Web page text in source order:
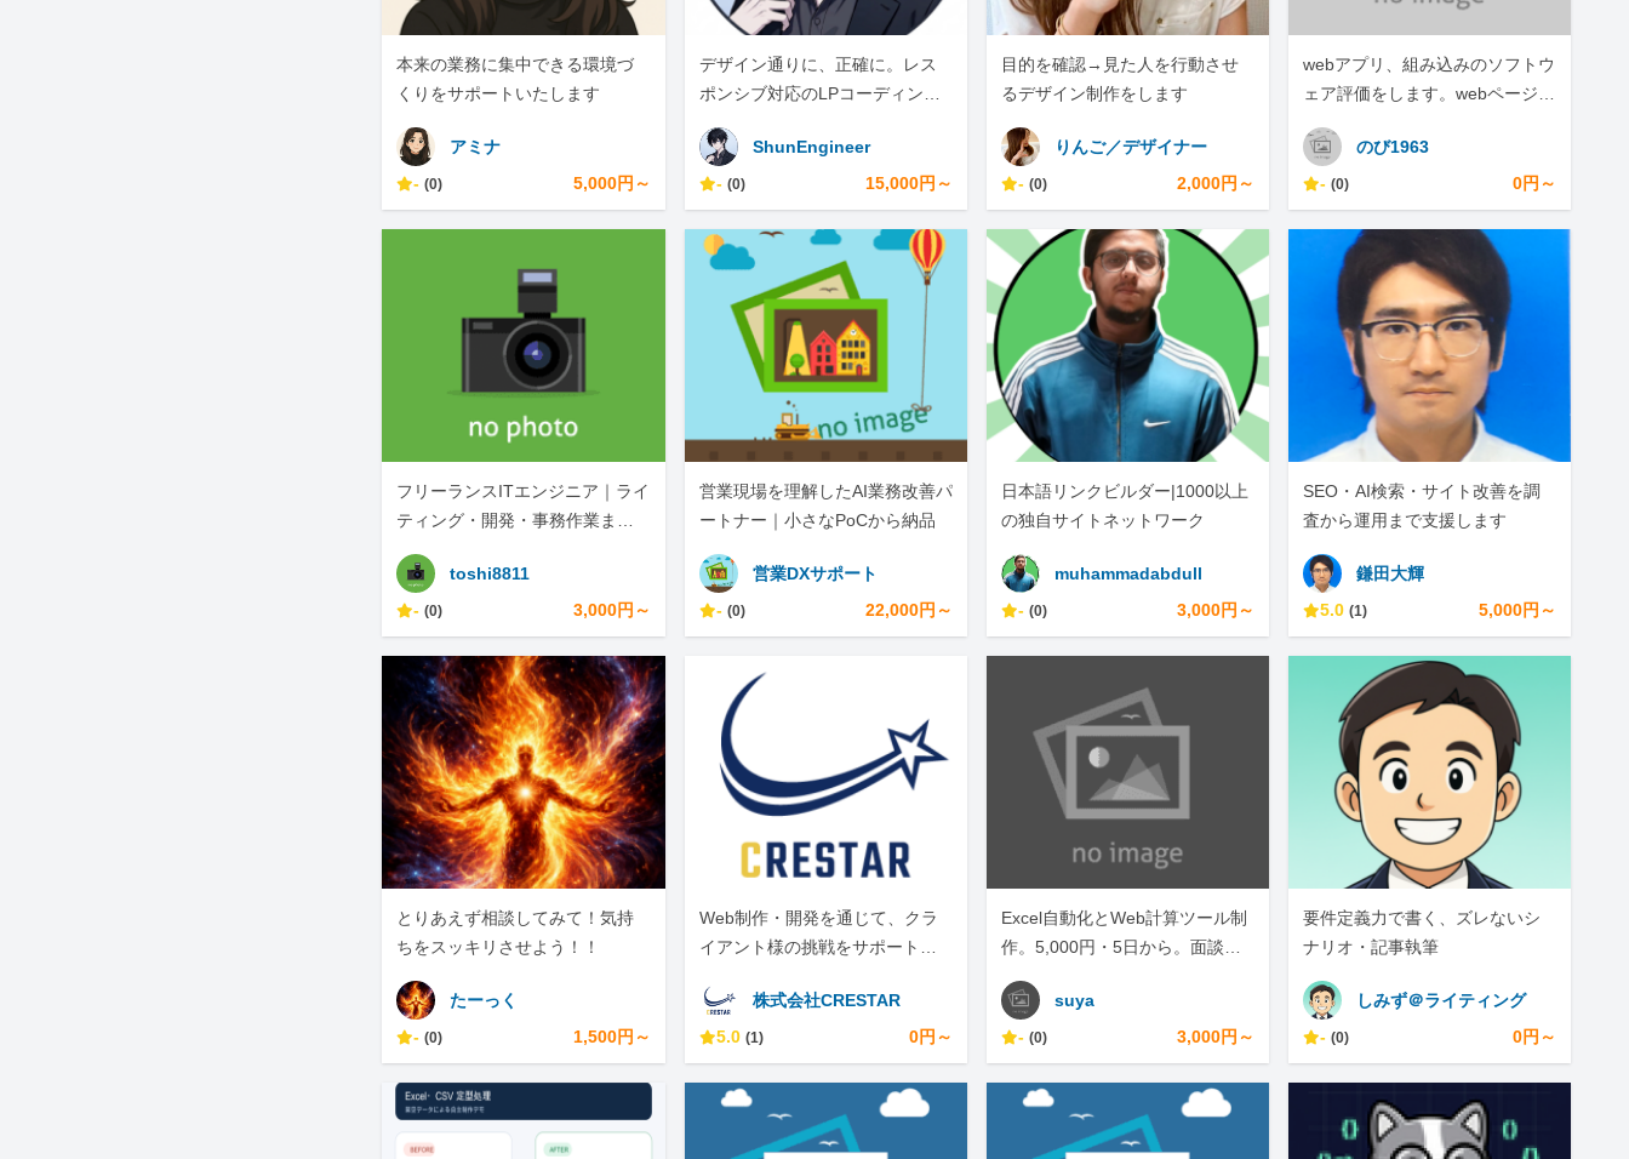
本来の業務に集中できる環境づ
くりをサポートいたします
アミナ
- (0) 5,000円～
デザイン通りに、正確に。レス
ポンシブ対応のLPコーディング
ShunEngineer
- (0) 15,000円～
目的を確認→見た人を行動させ
るデザイン制作をします
りんご／デザイナー
- (0) 2,000円～
webアプリ、組み込みのソフトウ
ェア評価をします。webページの
のび1963
- (0) 0円～
フリーランスITエンジニア｜ライ
ティング・開発・事務作業まで
toshi8811
- (0) 3,000円～
営業現場を理解したAI業務改善パ
ートナー｜小さなPoCから納品
営業DXサポート
- (0) 22,000円～
日本語リンクビルダー|1000以上
の独自サイトネットワーク
muhammadabdull
- (0) 3,000円～
SEO・AI検索・サイト改善を調
査から運用まで支援します
鎌田大輝
5.0 (1) 5,000円～
とりあえず相談してみて！気持
ちをスッキリさせよう！！
たーっく
- (0) 1,500円～
Web制作・開発を通じて、クラ
イアント様の挑戦をサポートし
株式会社CRESTAR
5.0 (1) 0円～
Excel自動化とWeb計算ツール制
作。5,000円・5日から。面談な
suya
- (0) 3,000円～
要件定義力で書く、ズレないシ
ナリオ・記事執筆
しみず＠ライティング
- (0) 0円～